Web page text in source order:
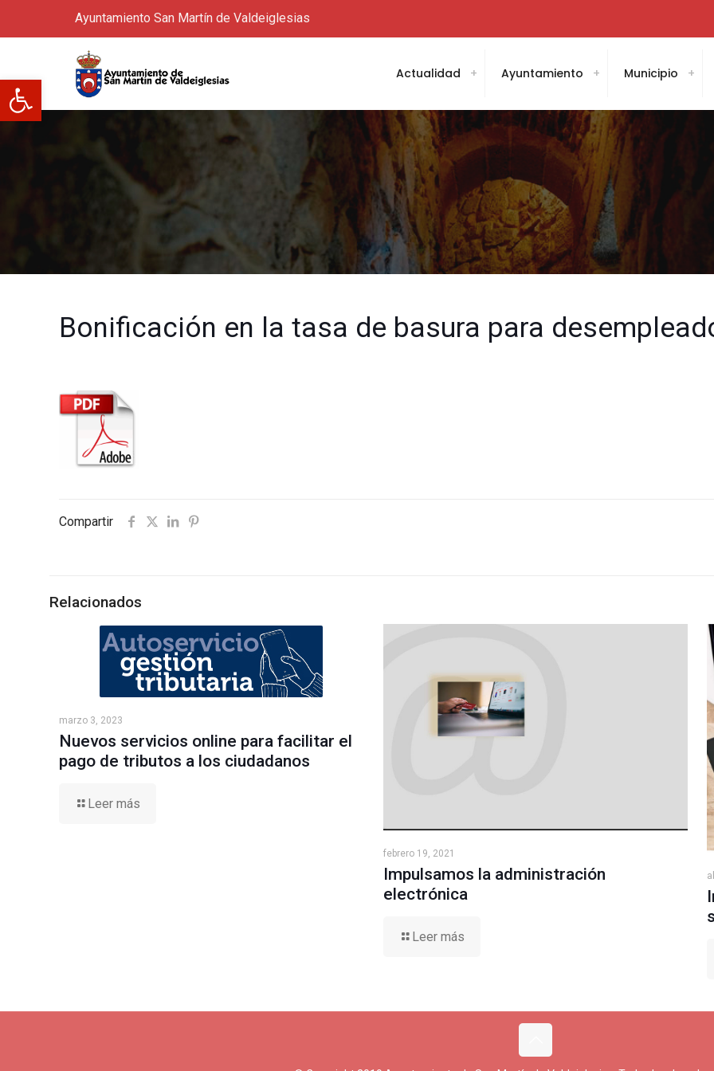
Abrir barra de herramientas
Ayuntamiento San Martín de Valdeiglesias
Actualidad Ayuntamiento Municipio
Bonificación en la tasa de basura para
Compartir
Relacionados
marzo 3, 2023
Nuevos servicios online para facilitar el
pago de tributos a los ciudadanos
Leer más
febrero 19, 2021
Impulsamos la administración
electrónica
Leer más